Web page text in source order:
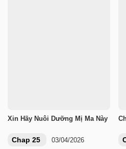
Xin Hãy Nuôi Dưỡng Mị Ma Này
Chap 25 03/04/2026